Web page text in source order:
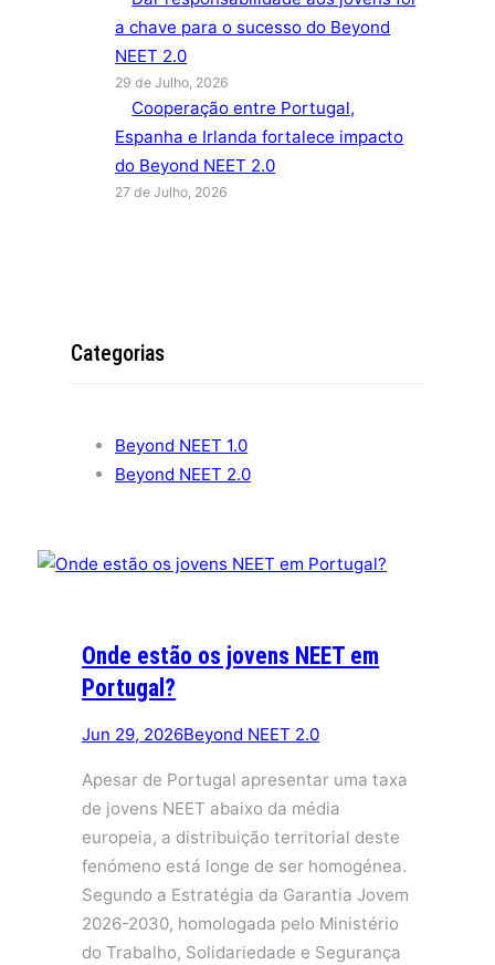
a chave para o sucesso do Beyond
NEET 2.0
29 de Julho, 2026
Cooperação entre Portugal,
Espanha e Irlanda fortalece impacto
do Beyond NEET 2.0
27 de Julho, 2026
Categorias
Beyond NEET 1.0
Beyond NEET 2.0
Onde estão os jovens NEET em
Portugal?
Jun 29, 2026Beyond NEET 2.0
Apesar de Portugal apresentar uma taxa
de jovens NEET abaixo da média
europeia, a distribuição territorial deste
fenómeno está longe de ser homogénea.
Segundo a Estratégia da Garantia Jovem
2026-2030, homologada pelo Ministério
do Trabalho, Solidariedade e Segurança